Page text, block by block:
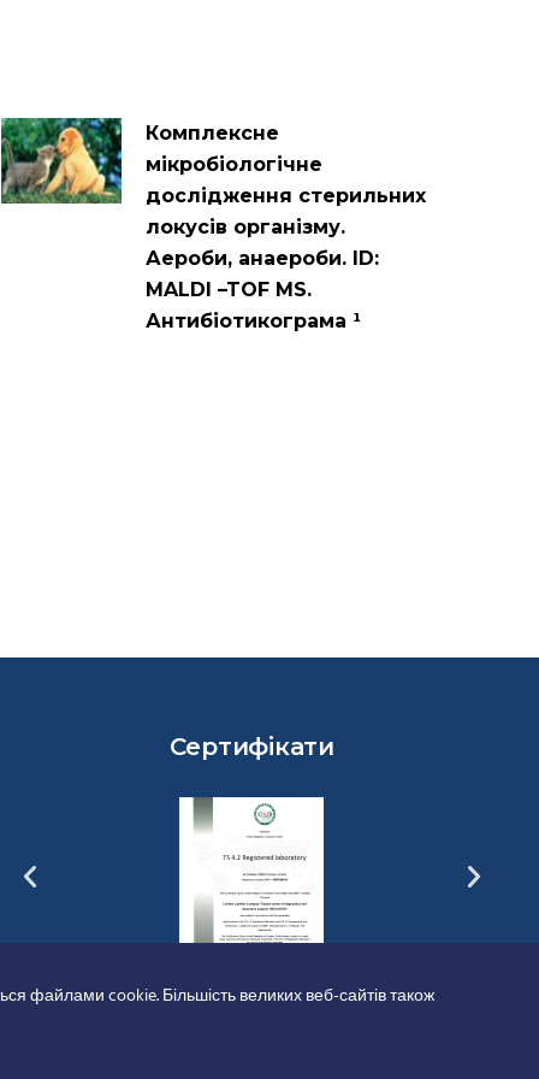
Комплексне
мікробіологічне
дослідження стерильних
локусів організму.
Аероби, анаероби. ID:
MALDI –TOF MS.
Антибіотикограма ¹
Сертифікати
файлами cookie. Більшість великих веб-сайтів також